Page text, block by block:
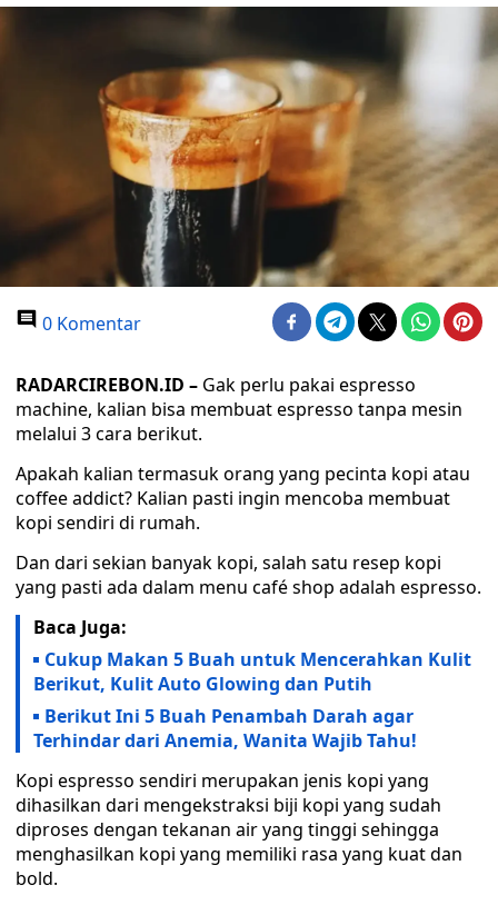
0 Komentar
RADARCIREBON.ID – Gak perlu pakai espresso
machine, kalian bisa membuat espresso tanpa mesin
melalui 3 cara berikut.
Apakah kalian termasuk orang yang pecinta kopi atau
coffee addict? Kalian pasti ingin mencoba membuat
kopi sendiri di rumah.
Dan dari sekian banyak kopi, salah satu resep kopi
yang pasti ada dalam menu café shop adalah espresso.
Baca Juga:
Cukup Makan 5 Buah untuk Mencerahkan Kulit
Berikut, Kulit Auto Glowing dan Putih
Berikut Ini 5 Buah Penambah Darah agar
Terhindar dari Anemia, Wanita Wajib Tahu!
Kopi espresso sendiri merupakan jenis kopi yang
dihasilkan dari mengekstraksi biji kopi yang sudah
diproses dengan tekanan air yang tinggi sehingga
menghasilkan kopi yang memiliki rasa yang kuat dan
bold.